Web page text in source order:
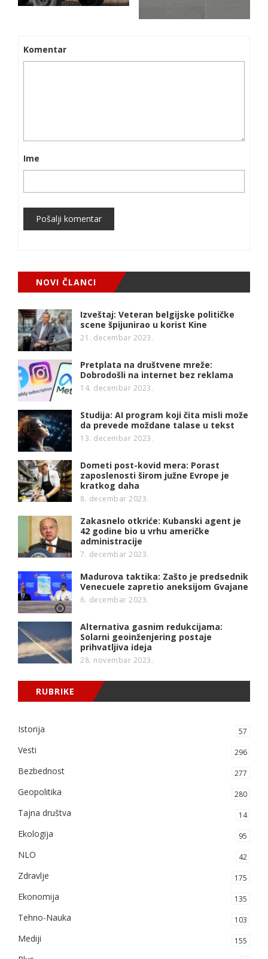
Komentar
Ime
Pošalji komentar
NOVI ČLANCI
Izveštaj: Veteran belgijske političke
scene špijunirao u korist Kine
21. decembar 2023.
Pretplata na društvene mreže:
Dobrodošli na internet bez reklama
14. decembar 2023.
Studija: AI program koji čita misli može
da prevede moždane talase u tekst
13. decembar 2023.
Dometi post-kovid mera: Porast
zaposlenosti širom južne Evrope je
kratkog daha
8. decembar 2023.
Zakasnelo otkriće: Kubanski agent je
42 godine bio u vrhu američke
administracije
7. decembar 2023.
Madurova taktika: Zašto je predsednik
Venecuele zapretio aneksijom Gvajane
6. decembar 2023.
Alternativa gasnim redukcijama:
Solarni geoinženjering postaje
prihvatljiva ideja
28. novembar 2023.
RUBRIKE
Istorija 57
Vesti 296
Bezbednost 277
Geopolitika 280
Tajna društva 14
Ekologija 95
NLO 42
Zdravlje 175
Ekonomija 135
Tehno-Nauka 103
Mediji 155